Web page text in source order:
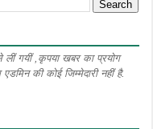
गयीं ,कृपया खबर का प्रयोग
की कोई जिम्मेदारी नहीं है.